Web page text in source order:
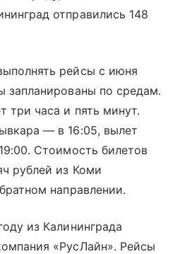
отправились 148
рейсы с июня
запланированы по средам.
три часа и пять минут.
— в 16:05, вылет
Стоимость билетов
рублей из Коми
направлении.
из Калининграда
«РусЛайн». Рейсы